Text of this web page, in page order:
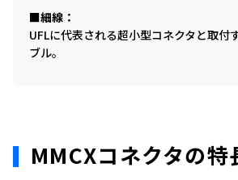
細線
UFLに代表される超小型コネクタと取付
ブル。
MMCXコネクタの特